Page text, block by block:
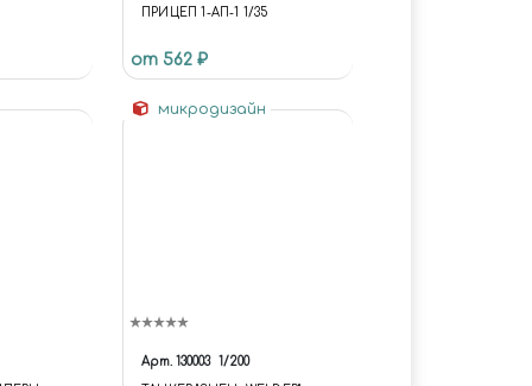
ПРИЦЕП 1-АП-1 1/35
от 562 ₽
микродизайн
Арт. 130003 1/200